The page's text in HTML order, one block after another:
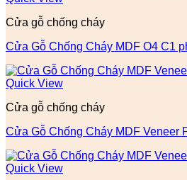
Cửa gỗ chống cháy
Cửa Gỗ Chống Cháy MDF O4 C1
Quick View
Cửa gỗ chống cháy
Cửa Gỗ Chống Cháy MDF Veneer
Quick View